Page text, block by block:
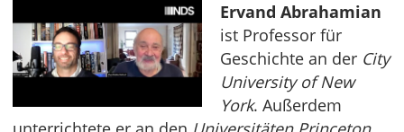
Ervand Abrahamian
ist Professor für
Geschichte an der City
University of New
York. Außerdem